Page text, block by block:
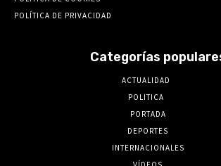
POLÍTICA DE PRIVACIDAD
Categorías
ACTUALIDAD
POLITICA
PORTADA
DEPORTES
INTERNACIONALES